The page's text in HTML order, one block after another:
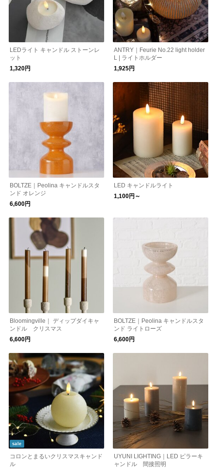
LEDライト キャンドル ストーンレ
ット
1,320円
ANTRY｜Feurie No.22 light holder
L | ライトホルダー
1,925円
BOLTZE｜Peolina キャンドルスタ
ンド オレンジ
6,600円
LED キャンドルライト
1,100円～
Bloomingville｜ ディップダイキャ
ンドル クリスマス
6,600円
BOLTZE｜Peolina キャンドルスタ
ンド ライトローズ
6,600円
sale
コロンとまるいクリスマスキャンド
ル
UYUNI LIGHTING｜LED ピラーキ
ャンドル 間接照明